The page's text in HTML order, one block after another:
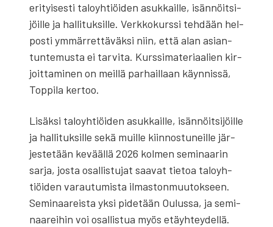
eri­tyi­ses­ti talo­yh­tiöi­den asuk­kail­le, isän­nöit­si­
jöil­le ja hal­li­tuk­sil­le. Verk­ko­kurs­si teh­dään hel­
pos­ti ymmär­ret­tä­väk­si niin, että alan asian­
tun­te­mus­ta ei tar­vi­ta. Kurs­si­ma­te­ri­aa­lien kir­
joit­ta­mi­nen on meil­lä par­hail­laan käyn­nis­sä,
Top­pi­la ker­too.
Lisäk­si talo­yh­tiöi­den asuk­kail­le, isän­nöit­si­jöil­le
ja hal­li­tuk­sil­le sekä muil­le kiin­nos­tu­neil­le jär­
jes­te­tään kevääl­lä 2026 kol­men semi­naa­rin
sar­ja, jos­ta osal­lis­tu­jat saa­vat tie­toa talo­yh­
tiöi­den varau­tu­mis­ta ilmas­ton­muu­tok­seen.
Semi­naa­reis­ta yksi pide­tään Oulus­sa, ja semi­
naa­rei­hin voi osal­lis­tua myös etäyh­tey­del­lä.